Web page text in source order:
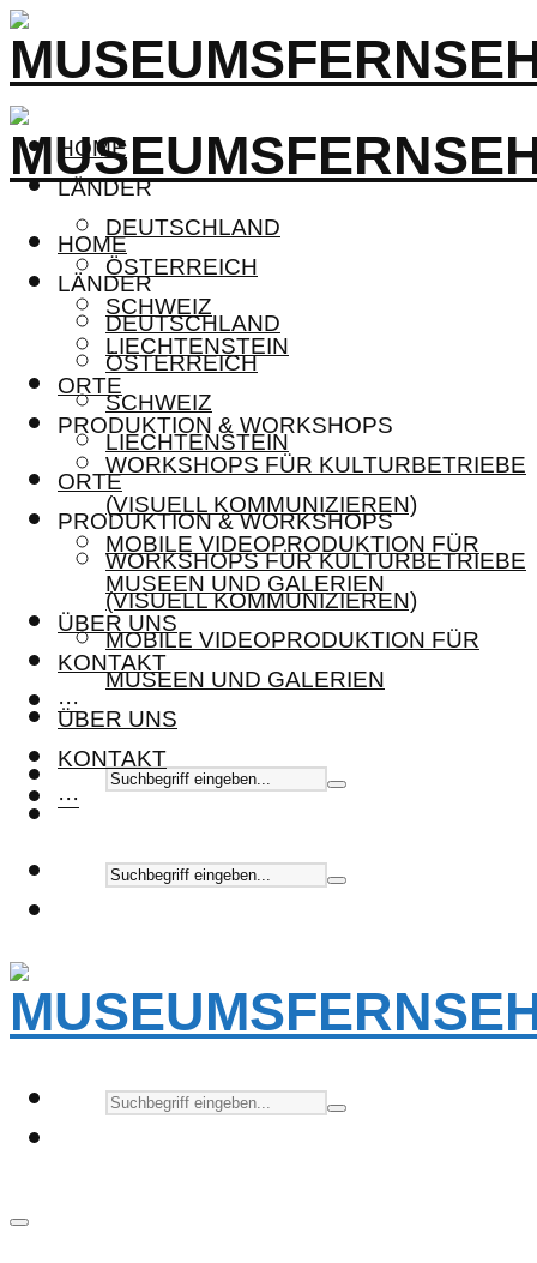
HOME
LÄNDER
DEUTSCHLAND
ÖSTERREICH
SCHWEIZ
LIECHTENSTEIN
ORTE
PRODUKTION & WORKSHOPS
WORKSHOPS FÜR KULTURBETRIEBE
(VISUELL KOMMUNIZIEREN)
MOBILE VIDEOPRODUKTION FÜR
MUSEEN UND GALERIEN
ÜBER UNS
KONTAKT
···
HOME
LÄNDER
DEUTSCHLAND
ÖSTERREICH
SCHWEIZ
LIECHTENSTEIN
ORTE
PRODUKTION & WORKSHOPS
WORKSHOPS FÜR KULTURBETRIEBE
(VISUELL KOMMUNIZIEREN)
MOBILE VIDEOPRODUKTION FÜR
MUSEEN UND GALERIEN
ÜBER UNS
KONTAKT
···